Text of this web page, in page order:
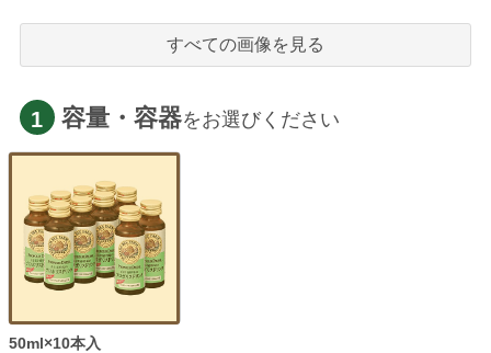
すべての画像を見る
1 容量・容器をお選びください
50ml×10本入